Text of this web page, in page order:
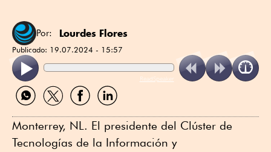
Por: Lourdes Flores
Publicado: 19.07.2024 - 15:57
ReadSpeaker
Compartir
por
Compartir
por
Compartir
por
Compartir
por
Monterrey, NL. El presidente del Clúster de
Tecnologías de la Información y